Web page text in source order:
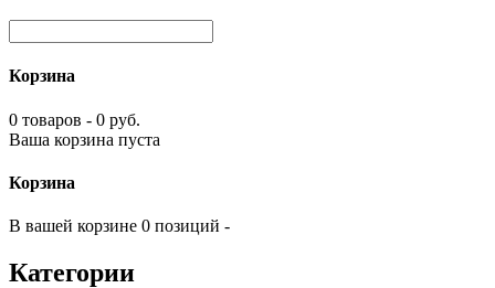
Корзина
0 товаров - 0 руб.
Ваша корзина пуста
Корзина
В вашей корзине 0 позиций -
Категории